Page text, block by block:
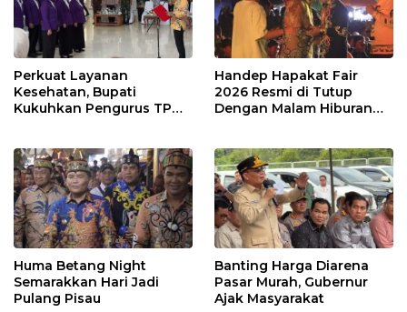
Perkuat Layanan
Kesehatan, Bupati
Kukuhkan Pengurus TP
Handep Hapakat Fair
2026 Resmi di Tutup
Dengan Malam Hiburan
Huma Betang Night
Semarakkan Hari Jadi
Pulang Pisau
Banting Harga Diarena
Pasar Murah, Gubernur
Ajak Masyarakat